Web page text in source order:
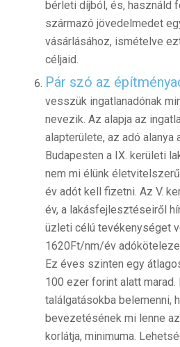
bérleti díjból, és, használd
származó jövedelmedet
vásárlásához, ismételve
céljaid.
Pár szó az
vesszük ingatlanadónak
nevezik. Az alapja az
alapterülete, az adó alanya
Budapesten a IX. kerületi
nem mi élünk
év adót kell fizetni. Az V.
év, a lakásfejlesztéseiről
üzleti célú tevékenységet
1620Ft/nm/év
Ez éves szinten egy
100 ezer forint alatt
találgatásokba belemenni,
bevezetésének mi lenne
korlátja, minimuma.